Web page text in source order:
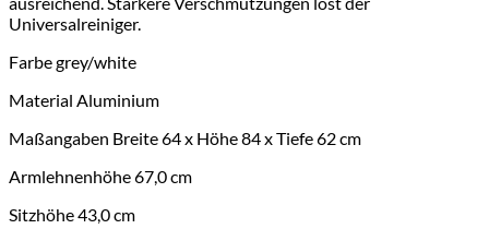
Universalreiniger.
Farbegrey/white
Material Aluminium
Maßangaben Breite 64 x Höhe 84 x Tiefe 62 cm
Armlehnenhöhe67,0 cm
Sitzhöhe43,0 cm